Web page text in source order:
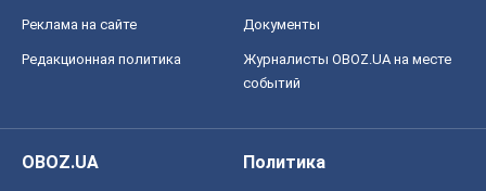
Реклама на сайте Документы
Редакционная политика
Журналисты OBOZ.UA на месте
событий
OBOZ.UA
Политика